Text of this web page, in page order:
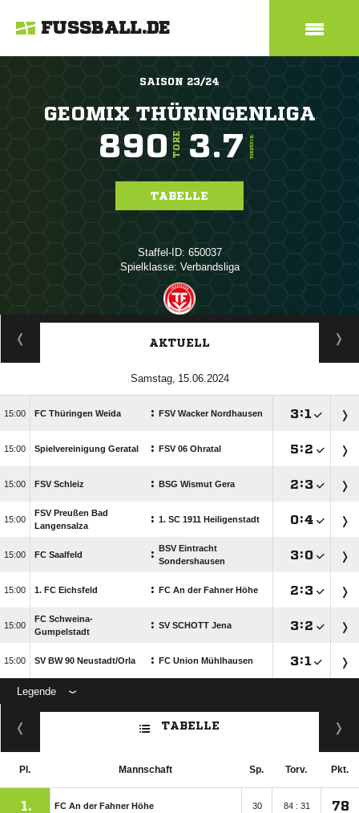
FUSSBALL.DE
SAISON 23/24
GEOMIX THÜRINGENLIGA
890 TORE 3.7 TORE/SPIEL
TABELLE
Staffel-ID: 650037
Spielklasse: Verbandsliga
ANZEIGE
AKTUELL
 
 FC Thüringen Weida : FSV Wacker Nordhausen :
 Spielvereinigung Geratal : FSV 06 Ohratal :
 FSV Schleiz : BSG Wismut Gera :

FSV Preußen Bad
Langensalza
: 1. SC 1911 Heiligenstadt :
 FC Saalfeld : BSV Eintracht
Sondershausen
:
 1. FC Eichsfeld : FC An der Fahner Höhe :

FC Schweina-
Gumpelstadt
: SV SCHOTT Jena :
 SV BW 90 Neustadt/​Orla : FC Union Mühlhausen :
Legende
ANZEIGE
TABELLE
Pl. Mannschaft Sp. Torv. Pkt.
1. FC An der Fahner Höhe 30 84 : 31 78